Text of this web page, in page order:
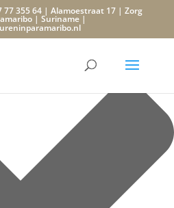
77 355 64 | Alamoestraat 17 | Zorg
| Suriname |